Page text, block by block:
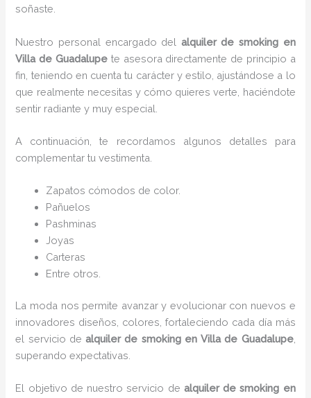
soñaste.
Nuestro personal encargado del alquiler de smoking en
Villa de Guadalupete asesora directamente de principio a
fin, teniendo en cuenta tu carácter y estilo, ajustándose a lo
que realmente necesitas y cómo quieres verte, haciéndote
sentir radiante y muy especial.
A continuación, te recordamos algunos detalles para
complementar tu vestimenta.
Zapatos cómodos de color.
Pañuelos
Pashminas
Joyas
Carteras
Entre otros.
La moda nos permite avanzar y evolucionar con nuevos e
innovadores diseños, colores, fortaleciendo cada día más
el servicio dealquiler de smoking en Villa de Guadalupe,
superando expectativas.
El objetivo de nuestro servicio de alquiler de smoking en